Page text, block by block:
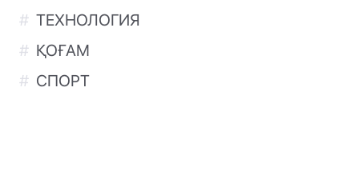
ТЕХНОЛОГИЯ
ҚОҒАМ
СПОРТ